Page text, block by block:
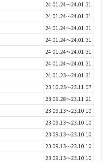
24.01.24～24.01.31
24.01.24～24.01.31
24.01.24～24.01.31
24.01.24～24.01.31
24.01.24～24.01.31
24.01.24～24.01.31
24.01.23～24.01.31
23.10.23～23.11.07
23.09.28～23.11.21
23.09.13～23.10.10
23.09.13～23.10.10
23.09.13～23.10.10
23.09.13～23.10.10
23.09.13～23.10.10